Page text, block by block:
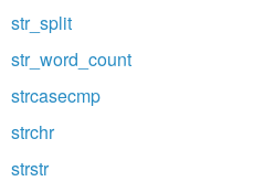
str_split
str_word_count
strcasecmp
strchr
strstr